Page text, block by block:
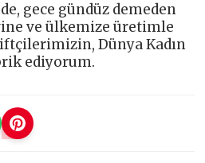
gece gündüz demeden
ve ülkemize üretimle
Dünya Kadın
ediyorum.